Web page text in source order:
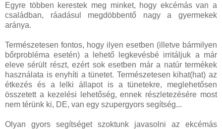
Egyre többen kerestek meg minket, hogy ekcémás van a
családban, ráadásul megdöbbentő nagy a gyermekek
aránya.
Természetesen fontos, hogy ilyen esetben (illetve bármilyen
bőrprobléma esetén) a lehető legkevésbé irritáljuk a már
eleve sérült részt, ezért sok esetben már a natúr termékek
használata is enyhíti a tünetet. Természetesen kihat(hat) az
étkezés és a lelki állapot is a tünetekre, meglehetősen
összetett a kezelési lehetőség, ennek részletezésére most
nem térünk ki, DE, van egy szupergyors segítség...
Olyan gyors segítséget szoktunk javasolni az ekcémás